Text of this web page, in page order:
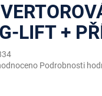
LIFT +
Podrobnosti